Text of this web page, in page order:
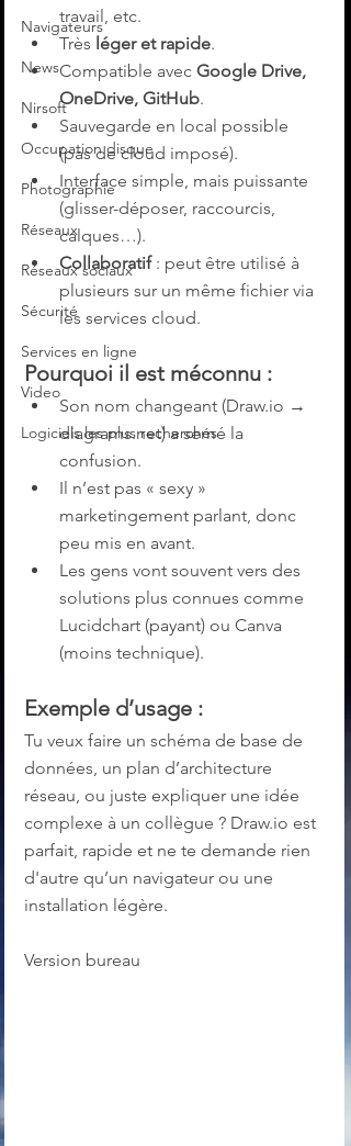
Navigateurs
News
Nirsoft
Occupation disque
Photographie
Réseaux
Réseaux sociaux
Sécurité
Services en ligne
Video
Logiciels les plus recherchés
travail, etc.
Très léger et rapide.
Compatible avec Google Drive,
OneDrive, GitHub.
Sauvegarde en local possible
(pas de cloud imposé).
Interface simple, mais puissante
(glisser-déposer, raccourcis,
calques…).
Collaboratif : peut être utilisé à
plusieurs sur un même fichier via
les services cloud.
Pourquoi il est méconnu :
Son nom changeant (Draw.io →
diagrams.net) a semé la
confusion.
Il n’est pas « sexy »
marketingement parlant, donc
peu mis en avant.
Les gens vont souvent vers des
solutions plus connues comme
Lucidchart (payant) ou Canva
(moins technique).
Exemple d’usage :
Tu veux faire un schéma de base de
données, un plan d’architecture
réseau, ou juste expliquer une idée
complexe à un collègue ? Draw.io est
parfait, rapide et ne te demande rien
d'autre qu’un navigateur ou une
installation légère.
Version bureau